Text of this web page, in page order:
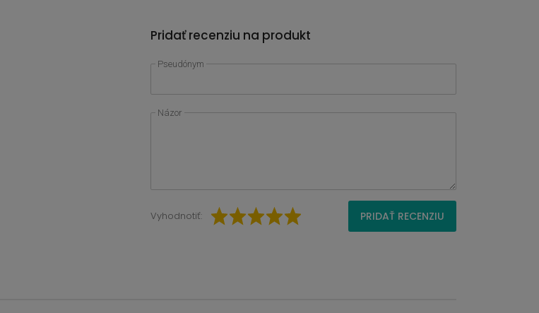
Pridať recenziu na produkt
Pseudónym
Názor
Vyhodnotiť: PRIDAŤ RECENZIU